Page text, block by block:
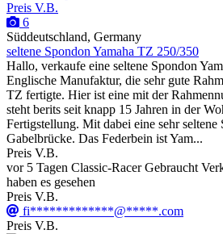
Preis V.B.
6
Süddeutschland, Germany
seltene Spondon Yamaha TZ 250/350
Hallo, verkaufe eine seltene Spondon
Englische Manufaktur, die sehr gute
TZ fertigte. Hier ist eine mit der
steht berits seit knapp 15 Jahren in der
Fertigstellung. Mit dabei eine sehr
Gabelbrücke. Das Federbein ist Yam...
Preis V.B.
vor 5 Tagen Classic-Racer Gebraucht
haben es gesehen
Preis V.B.
fi*************@*****.com
Preis V.B.